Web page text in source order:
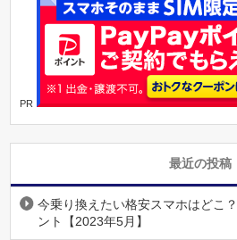
PR
最近の投稿
今乗り換えたい格安スマホはどこ
ント【2023年5月】